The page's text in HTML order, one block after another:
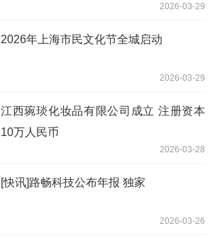
2026-03-29
2026年上海市民文化节全城启动
2026-03-29
江西琬琰化妆品有限公司成立 注册资本
10万人民币
2026-03-28
[快讯]路畅科技公布年报 独家
2026-03-26